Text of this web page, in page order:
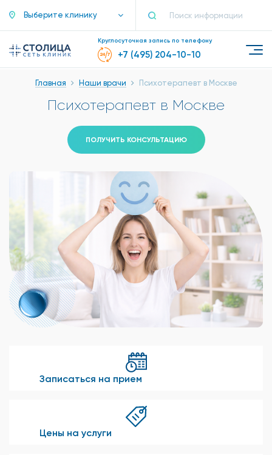
Выберите клинику
Круглосуточная запись по телефону
+7 (495) 204-10-10
Главная Наши врачи Психотерапевт в Москве
Психотерапевт в Москве
ПОЛУЧИТЬ КОНСУЛЬТАЦИЮ
Записаться на прием
Цены на услуги